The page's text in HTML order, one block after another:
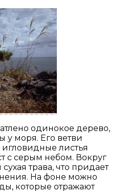
одинокое дерево,
у моря. Его ветви
игловидные листья
с серым небом. Вокруг
трава, что придает
На фоне можно
которые отражают